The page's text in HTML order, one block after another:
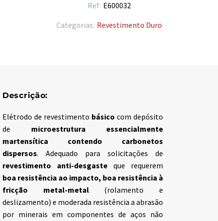
Ref: E600032
Categorias: Revestimento Duro
Descrição:
Elétrodo de revestimento básico com depósito
de microestrutura essencialmente
martensítica contendo carbonetos
dispersos. Adequado para solicitações de
revestimento anti-desgaste que requerem
boa resistência ao impacto, boa resistência à
fricção metal-metal(rolamento e
deslizamento) e moderada resistência a abrasão
por minerais em componentes de aços não